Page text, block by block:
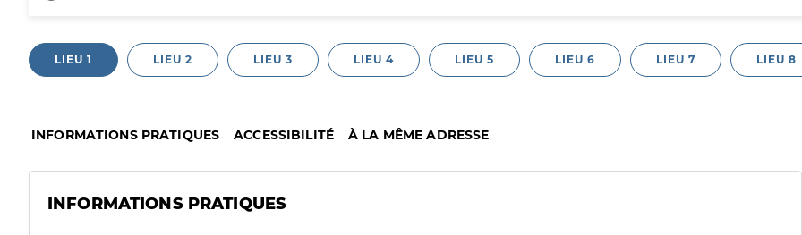
LIEU 1 LIEU 2 LIEU 3 LIEU 4 LIEU 5 LIEU 6 LIEU 7 LIEU 8
INFORMATIONS PRATIQUES ACCESSIBILITÉ À LA MÊME ADRESSE
INFORMATIONS PRATIQUES